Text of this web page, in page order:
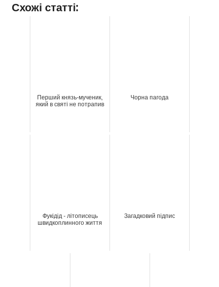
Схожі статті:
Перший князь-мученик,
який в святі не потрапив
Чорна пагода
Фукідід - літописець
швидкоплинного життя
Загадковий підпис